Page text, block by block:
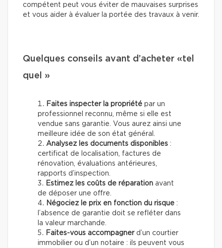
compétent peut vous éviter de mauvaises surprises
et vous aider à évaluer la portée des travaux à venir.
Quelques conseils avant d’acheter «tel
quel »
Faites inspecter la propriété par un
professionnel reconnu, même si elle est
vendue sans garantie. Vous aurez ainsi une
meilleure idée de son état général.
Analysez les documents disponibles :
certificat de localisation, factures de
rénovation, évaluations antérieures,
rapports d’inspection.
Estimez les coûts de réparation avant
de déposer une offre.
Négociez le prix en fonction du risque :
l’absence de garantie doit se refléter dans
la valeur marchande.
Faites-vous accompagnerd’un courtier
immobilier ou d’un notaire : ils peuvent vous